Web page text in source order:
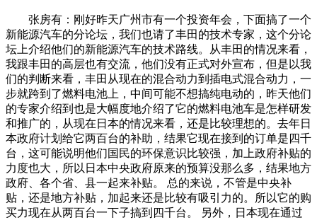
张房有：刚好昨天广州市有一个投资年会，下面搞了一个
新能源汽车的分论坛，我们也请了丰田的技术专家，这个分论
坛上介绍他们的新能源汽车的技术路线。从丰田的情况来看，
我跟丰田的高层也有交流，他们没有正式对外宣布，但是以我
们的判断来看，丰田从现在的混合动力到插电式混合动力，一
步就跨到了燃料电池上，中间可能不想搞纯电动的，昨天他们
的专家介绍到也是大幅度地介绍了它的燃料电池车是怎样研发
和推广的，从现在日本的情况来看，还是比较理想的。去年日
本政府计划给它两百台的补助，结果它现在接到的订单是四千
台，这可能说明他们国民的环保意识比较强，加上政府补贴的
力度也大，所以日本中央政府原来的预算没那么多，结果地方
政府、各个省、县一起来补贴。 总的来说，不管是中央补
贴，还是地方补贴，加起来还是比较有吸引力的。所以它的购
买力现在从两百台一下子搞到四千台。 另外，日本现在通过